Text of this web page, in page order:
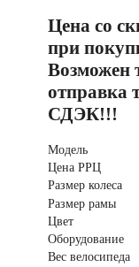
Цена со
при
Возможен
отправка
СДЭК!!!
Модель
Цена РРЦ
Размер колеса
Размер рамы
Цвет
Оборудование
Вес велосипеда